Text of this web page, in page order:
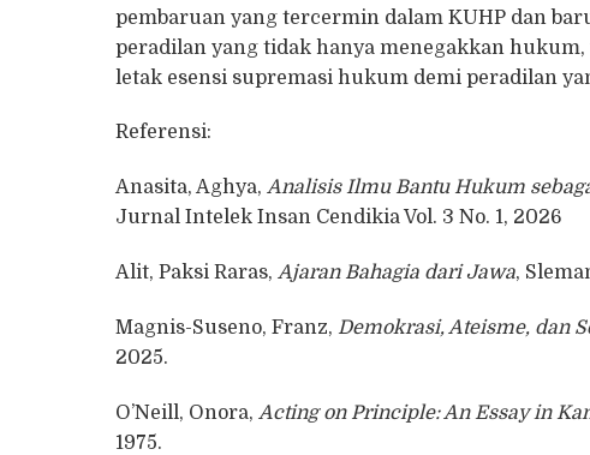
pembaruan yang tercermin dalam KUHP dan
peradilan yang tidak hanya menegakkan
letak esensi supremasi hukum demi peradilan
Referensi:
Anasita, Aghya,Analisis Ilmu Bantu Hukum
Jurnal Intelek Insan Cendikia Vol. 3 No. 1, 2026
Alit, Paksi Raras,Ajaran Bahagia dari Jawa,
Magnis-Suseno, Franz, Demokrasi, Ateisme, dan
2025.
O’Neill, Onora,Acting on Principle: An Essay in
1975.